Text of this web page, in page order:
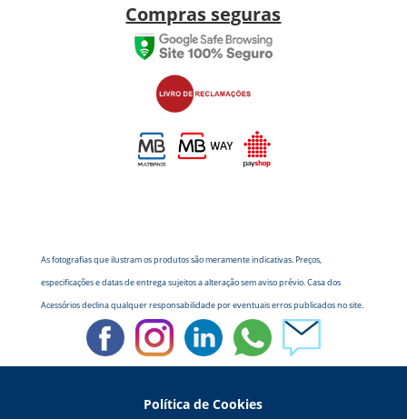
Compras seguras
As fotografias que ilustram os produtos são meramente indicativas. Preços,
especificações e datas de entrega sujeitos a alteração sem aviso prévio. Casa dos
Acessórios declina qualquer responsabilidade por eventuais erros publicados no site.
Política de Cookies